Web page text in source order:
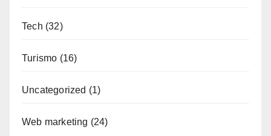
Tech (32)
Turismo (16)
Uncategorized (1)
Web marketing (24)